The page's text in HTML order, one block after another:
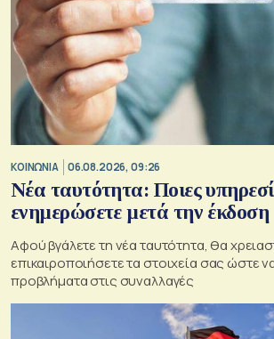
ΚΟΙΝΩΝΙΑ 06.08.2026, 09:26
Νέα ταυτότητα: Ποιες
ενημερώσετε μετά την έκδοση
Αφού βγάλετε τη νέα ταυτότητα, θα
επικαιροποιήσετε τα στοιχεία σας ώστε
προβλήματα στις συναλλαγές